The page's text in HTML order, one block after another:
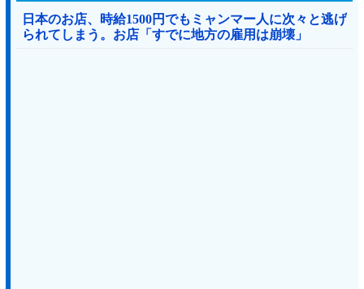
日本のお店、時給1500円でもミャンマー人に次々と逃げ
られてしまう。お店「すでに地方の雇用は崩壊」